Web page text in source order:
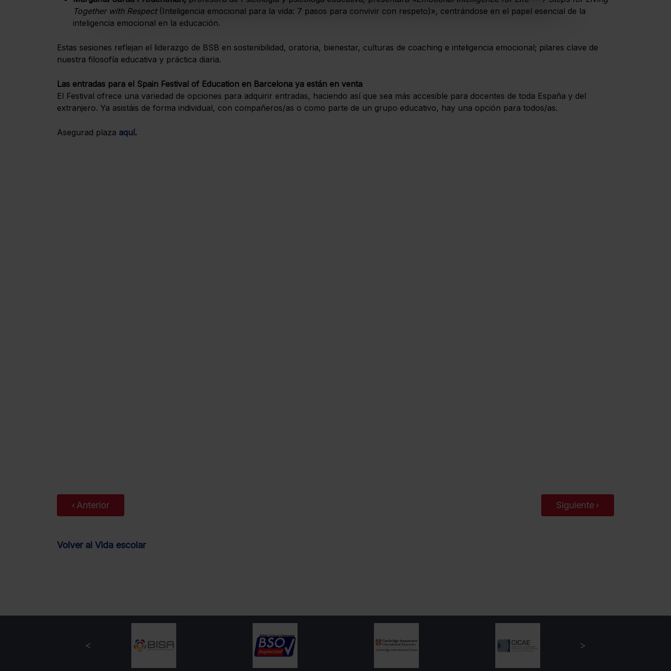
Together with Respect(Inteligencia emocional para la vida: 7 pasos para convivir con respeto)», centrándose en el papel esencial de la
inteligencia emocional en la educación.
Estas sesiones reflejan el liderazgo de BSB en sostenibilidad, oratoria, bienestar, culturas de coaching e inteligencia emocional; pilares clave de
nuestra filosofía educativa y práctica diaria.
Las entradas para el Spain Festival of Education en Barcelona ya están en venta
El Festival ofrece una variedad de opciones para adquirir entradas, haciendo así que sea más accesible para docentes de toda España y del
extranjero. Ya asistáis de forma individual, con compañeros/as o como parte de un grupo educativo, hay una opción para todos/as.
Asegurad plaza aquí.
Anterior Siguiente
Volver al Vida escolar